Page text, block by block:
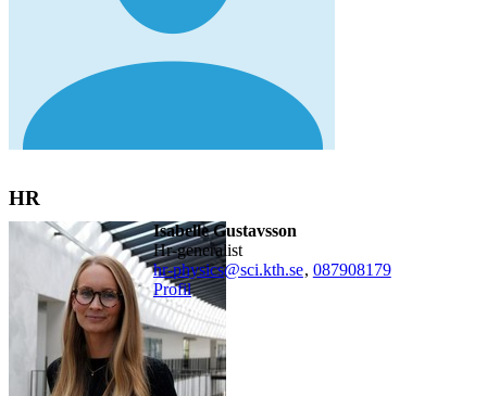
HR
Isabelle Gustavsson
hr-generalist
hr-physics@sci.kth.se, 087908179
Profil